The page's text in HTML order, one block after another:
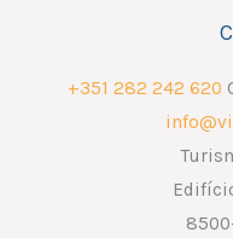
+351 282 242 620